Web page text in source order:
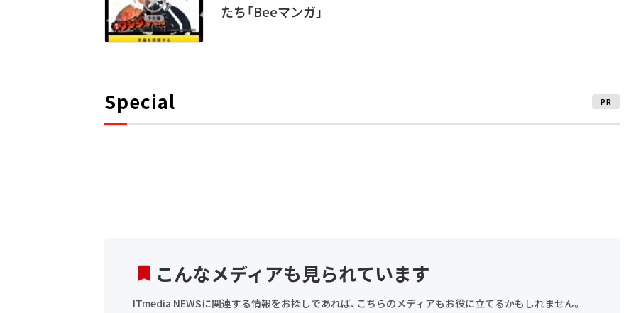
たち「Beeマンガ」
Special PR
こんなメディアも見られています
ITmedia NEWSに関連する情報をお探しであれば、こちらのメディアもお役に立てるかもしれません。